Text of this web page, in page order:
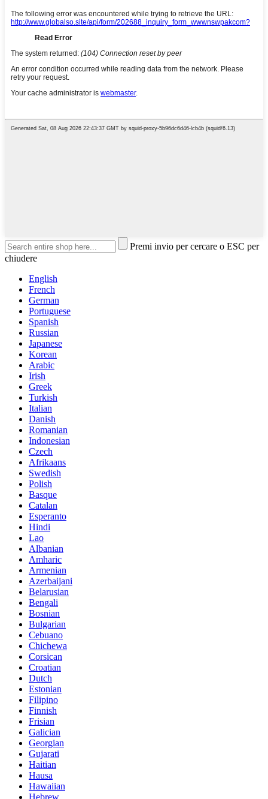
Premi invio per cercare o ESC per
chiudere
English
French
German
Portuguese
Spanish
Russian
Japanese
Korean
Arabic
Irish
Greek
Turkish
Italian
Danish
Romanian
Indonesian
Czech
Afrikaans
Swedish
Polish
Basque
Catalan
Esperanto
Hindi
Lao
Albanian
Amharic
Armenian
Azerbaijani
Belarusian
Bengali
Bosnian
Bulgarian
Cebuano
Chichewa
Corsican
Croatian
Dutch
Estonian
Filipino
Finnish
Frisian
Galician
Georgian
Gujarati
Haitian
Hausa
Hawaiian